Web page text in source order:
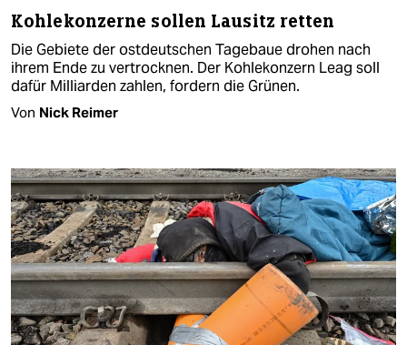
Kohlekonzerne sollen Lausitz retten
Die Gebiete der ostdeutschen Tagebaue drohen nach
ihrem Ende zu vertrocknen. Der Kohlekonzern Leag soll
dafür Milliarden zahlen, fordern die Grünen.
Von Nick Reimer